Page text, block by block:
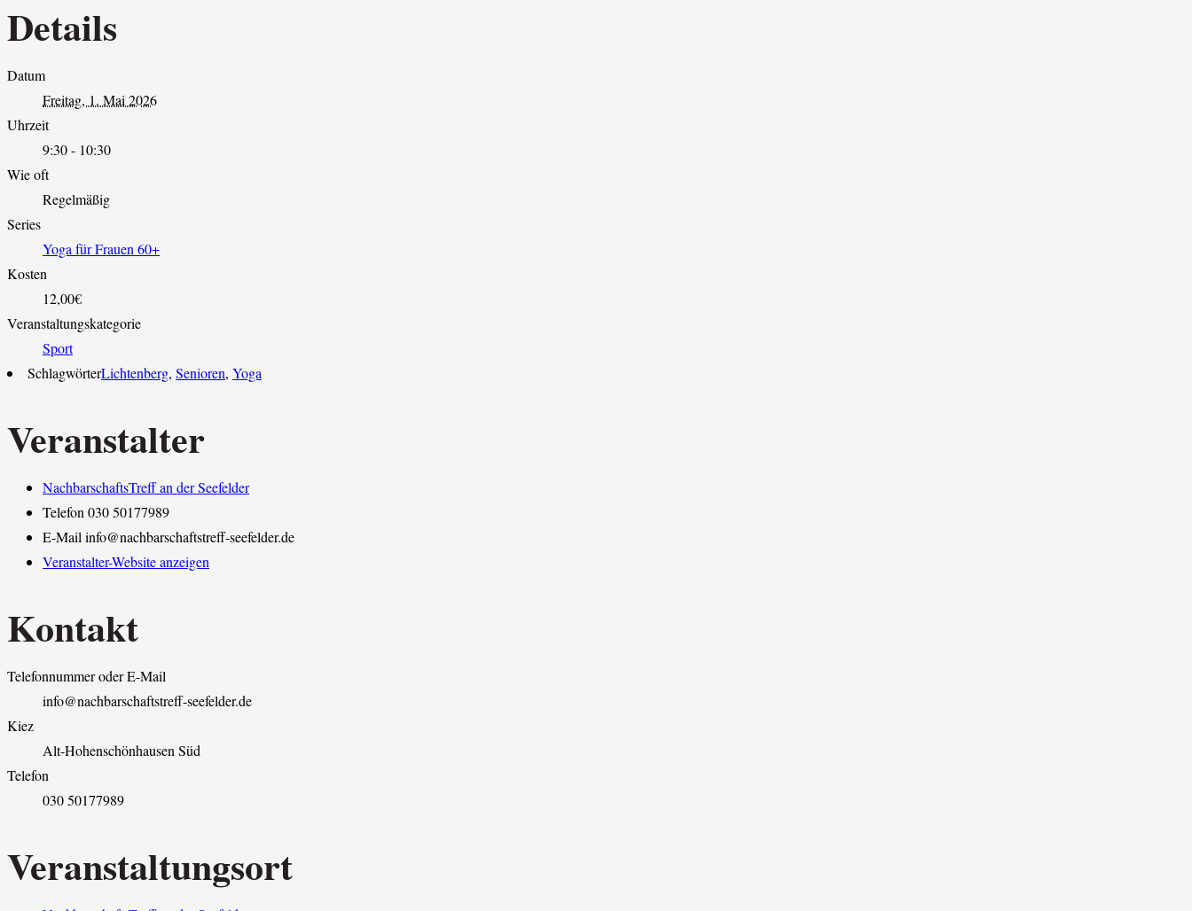
Details
Datum
Freitag, 1. Mai 2026
Uhrzeit
9:30 - 10:30
Wie oft
Regelmäßig
Series
Yoga für Frauen 60+
Kosten
12,00€
Veranstaltungskategorie
Sport
SchlagwörterLichtenberg, Senioren, Yoga
Veranstalter
NachbarschaftsTreff an der Seefelder
Telefon 030 50177989
E-Mail info@nachbarschaftstreff-seefelder.de
Veranstalter-Website anzeigen
Kontakt
Telefonnummer oder E-Mail
info@nachbarschaftstreff-seefelder.de
Kiez
Alt-Hohenschönhausen Süd
Telefon
030 50177989
Veranstaltungsort